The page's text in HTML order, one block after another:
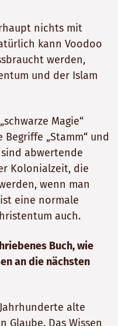
nichts mit
kann Voodoo
werden,
und der Islam
Magie“
„Stamm“ und
sind abwertende
Kolonialzeit, die
wenn man
eine normale
auch.
Buch, wie
an die nächsten
alte
Das Wissen